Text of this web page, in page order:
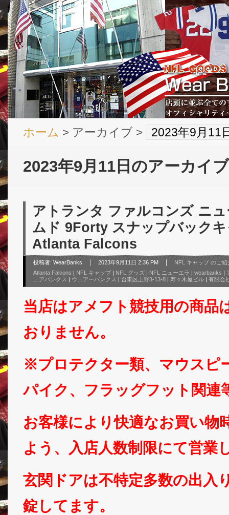
ホーム > アーカイブ > 2023年9月11
2023年9月11日のアーカイブ
アトランタ ファルコンズ ニ
ムド 9Forty スナップバック
Atlanta Falcons
投稿者: WearBanks 2023年9月11日 2:36 PM
NFL キャップ のご紹
Atlanta Falcons | NFL キャップ | NFL グッズ | NFL ニューエラ | wearbanks |
ェアバンクス | ウェアーバンクス | 台東区上野3-13-8 | 寿々木屋ビル | 有限会
当店はアメフト競技用の商品
おりません。
※プロテクター類、マウスピ
パイク、フラッグフット関連
お客様により快適なお買い物
よう、入店人数制限にて営業
玄関ドアは不特定多数の出入
錠してます。